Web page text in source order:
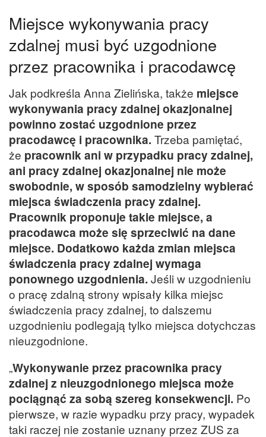
Miejsce wykonywania pracy
zdalnej musi być uzgodnione
przez pracownika i pracodawcę
Jak podkreśla Anna Zielińska, także miejsce
wykonywania pracy zdalnej okazjonalnej
powinno zostać uzgodnione przez
pracodawcę i pracownika. Trzeba pamiętać,
że pracownik ani w przypadku pracy zdalnej,
ani pracy zdalnej okazjonalnej nie może
swobodnie, w sposób samodzielny wybierać
miejsca świadczenia pracy zdalnej.
Pracownik proponuje takie miejsce, a
pracodawca może się sprzeciwić na dane
miejsce. Dodatkowo każda zmian miejsca
świadczenia pracy zdalnej wymaga
ponownego uzgodnienia. Jeśli w uzgodnieniu
o pracę zdalną strony wpisały kilka miejsc
świadczenia pracy zdalnej, to dalszemu
uzgodnieniu podlegają tylko miejsca dotychczas
nieuzgodnione.
„Wykonywanie przez pracownika pracy
zdalnej z nieuzgodnionego miejsca może
pociągnąć za sobą szereg konsekwencji. Po
pierwsze, w razie wypadku przy pracy, wypadek
taki raczej nie zostanie uznany przez ZUS za